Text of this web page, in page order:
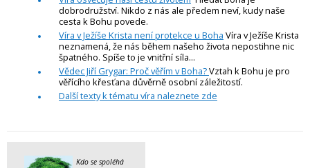
dobrodružství. Nikdo z nás ale předem neví, kudy naše
cesta k Bohu povede.
Víra v Ježíše Krista není protekce u Boha Víra v Ježíše Krista
neznamená, že nás během našeho života nepostihne nic
špatného. Spíše to je vnitřní síla...
Vědec Jiří Grygar: Proč věřím v Boha?Vztah k Bohu je pro
věřícího křesťana důvěrně osobní záležitostí.
Další texty k tématu víra naleznete zde
Kdo se spoléhá